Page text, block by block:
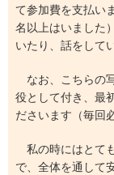
て参加費を支払い
名以上はいました
いたり、話をして
なお、こちらの
役として付き、最
ださいます（毎回
私の時にはとて
で、全体を通して